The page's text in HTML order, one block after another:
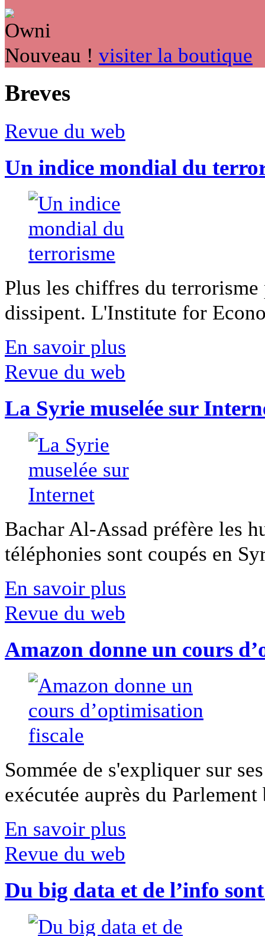
Nouveau ! visiter la boutique
Breves
Revue du web
Un indice mondial du
Plus les chiffres du
dissipent. L'Institute for
En savoir plus
Revue du web
La Syrie muselée sur
Bachar Al-Assad préfère les
téléphonies sont coupés en
En savoir plus
Revue du web
Amazon donne un cours
Sommée de s'expliquer sur
exécutée auprès du
En savoir plus
Revue du web
Du big data et de l’info